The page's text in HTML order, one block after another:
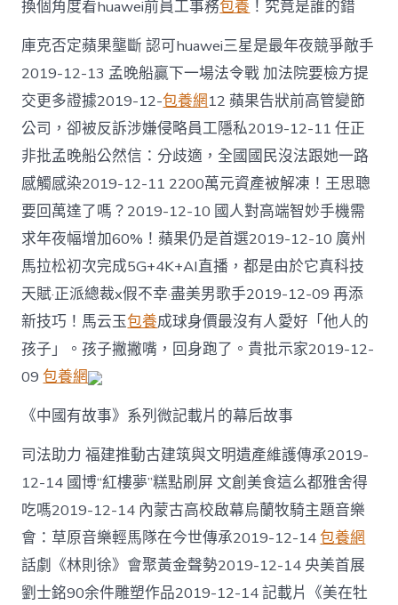
換個角度看huawei前員工事務包養 ！究竟是誰的錯
庫克否定蘋果壟斷 認可huawei三星是最年夜競爭敵手
2019-12-13 孟晚船贏下一場法令戰 加法院要檢方提
交更多證據2019-12-包養網12 蘋果告狀前高管變節
公司，卻被反訴涉嫌侵略員工隱私2019-12-11 任正
非批孟晚船公然信：分歧適，全國國民沒法跟她一路
感觸感染2019-12-11 2200萬元資產被解凍！王思聰
要回萬達了嗎？2019-12-10 國人對高端智妙手機需
求年夜幅增加60%！蘋果仍是首選2019-12-10 廣州
馬拉松初次完成5G+4K+AI直播，都是由於它真科技
天賦·正派總裁x假不幸·盡美男歌手2019-12-09 再添
新技巧！馬云玉包養成球身價最沒有人愛好「他人的
孩子」。孩子撇撇嘴，回身跑了。貴批示家2019-12-
09包養網
《中國有故事》系列微記載片的幕后故事
司法助力 福建推動古建筑與文明遺產維護傳承2019-
12-14 國博“紅樓夢”糕點刷屏 文創美食這么都雅舍得
吃嗎2019-12-14 內蒙古高校啟幕烏蘭牧騎主題音樂
會：草原音樂輕馬隊在今世傳承2019-12-14包養網
話劇《林則徐》會聚黃金聲勢2019-12-14 央美首展
劉士銘90余件雕塑作品2019-12-14 記載片《美在牡